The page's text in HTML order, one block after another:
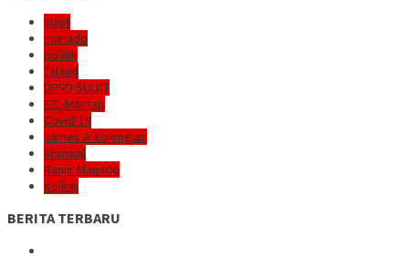
sulut
manado
politik
Talaud
DPRD SULUT
E2L-Mantap
Covid-19
James A Kojongian
kriminal
Banjir Manado
golkar
BERITA TERBARU